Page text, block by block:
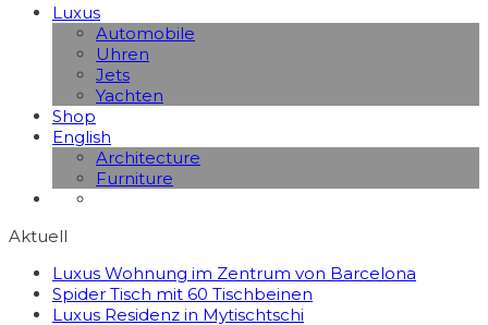
Luxus
Automobile
Uhren
Jets
Yachten
Shop
English
Architecture
Furniture
Aktuell
Luxus Wohnung im Zentrum von Barcelona
Spider Tisch mit 60 Tischbeinen
Luxus Residenz in Mytischtschi